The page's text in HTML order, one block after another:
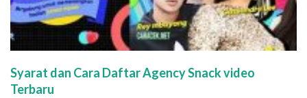
Syarat dan Cara Daftar Agency Snack video
Terbaru